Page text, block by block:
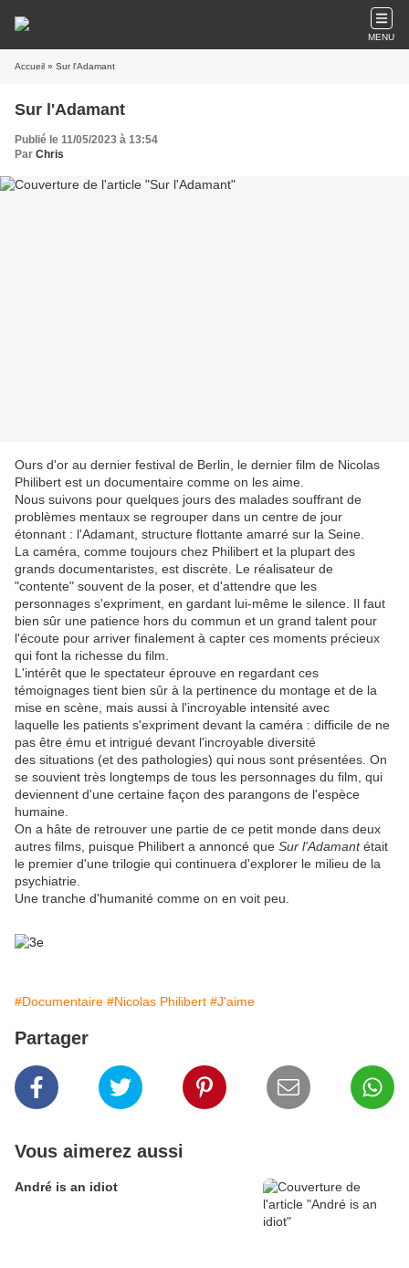
MENU
Accueil » Sur l'Adamant
Sur l'Adamant
Publié le 11/05/2023 à 13:54
Par Chris
Ours d'or au dernier festival de Berlin, le dernier film de Nicolas
Philibert est un documentaire comme on les aime.
Nous suivons pour quelques jours des malades souffrant de
problèmes mentaux se regrouper dans un centre de jour
étonnant : l'Adamant, structure flottante amarré sur la Seine.
La caméra, comme toujours chez Philibert et la plupart des
grands documentaristes, est discrète. Le réalisateur de
"contente" souvent de la poser, et d'attendre que les
personnages s'expriment, en gardant lui-même le silence. Il faut
bien sûr une patience hors du commun et un grand talent pour
l'écoute pour arriver finalement à capter ces moments précieux
qui font la richesse du film.
L'intérêt que le spectateur éprouve en regardant ces
témoignages tient bien sûr à la pertinence du montage et de la
mise en scène, mais aussi à l'incroyable intensité avec
laquelle les patients s'expriment devant la caméra : difficile de ne
pas être ému et intrigué devant l'incroyable diversité
des situations (et des pathologies) qui nous sont présentées. On
se souvient très longtemps de tous les personnages du film, qui
deviennent d'une certaine façon des parangons de l'espèce
humaine.
On a hâte de retrouver une partie de ce petit monde dans deux
autres films, puisque Philibert a annoncé que Sur l'Adamantétait
le premier d'une trilogie qui continuera d'explorer le milieu de la
psychiatrie.
Une tranche d'humanité comme on en voit peu.
#Documentaire #Nicolas Philibert #J'aime
Partager
Vous aimerez aussi
André is an idiot